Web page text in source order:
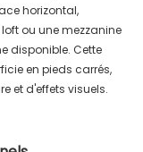
horizontal,
ou une mezzanine
disponible. Cette
en pieds carrés,
et d'effets visuels.